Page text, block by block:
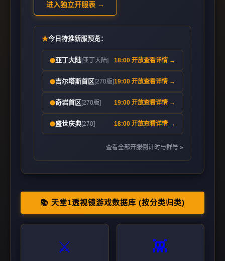
进入独立开服表 →
★今日特推新服预览：
⬤亚丁大陆[亚丁大陆] 18:00 开放查看详情 →
⬤吉尔塔斯首区[270版]19:00 开放查看详情 →
⬤奇岩首区[270版] 19:00 开放查看详情 →
⬤盛世庆典[270] 18:00 开放查看详情 →
查看全部开服倒计时与群号 »
📚 天堂1透视镜游戏数据库 (按分类归类)
⚔️ 👾